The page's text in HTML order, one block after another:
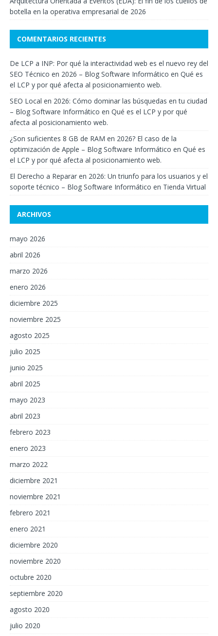
botella en la operativa empresarial de 2026
COMENTARIOS RECIENTES
De LCP a INP: Por qué la interactividad web es el nuevo rey del
SEO Técnico en 2026 – Blog Software Informático en Qué es
el LCP y por qué afecta al posicionamiento web.
SEO Local en 2026: Cómo dominar las búsquedas en tu ciudad
– Blog Software Informático en Qué es el LCP y por qué
afecta al posicionamiento web.
¿Son suficientes 8 GB de RAM en 2026? El caso de la
optimización de Apple – Blog Software Informático en Qué es
el LCP y por qué afecta al posicionamiento web.
El Derecho a Reparar en 2026: Un triunfo para los usuarios y el
soporte técnico – Blog Software Informático en Tienda Virtual
ARCHIVOS
mayo 2026
abril 2026
marzo 2026
enero 2026
diciembre 2025
noviembre 2025
agosto 2025
julio 2025
junio 2025
abril 2025
mayo 2023
abril 2023
febrero 2023
enero 2023
marzo 2022
diciembre 2021
noviembre 2021
febrero 2021
enero 2021
diciembre 2020
noviembre 2020
octubre 2020
septiembre 2020
agosto 2020
julio 2020